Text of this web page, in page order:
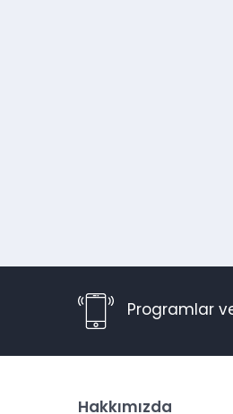
Programlar
Hakkımızda